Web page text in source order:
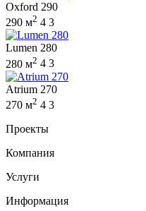
Oxford 290
290 м2 4 3
Lumen 280
280 м2 4 3
Atrium 270
270 м2 4 3
Проекты
Компания
Услуги
Информация